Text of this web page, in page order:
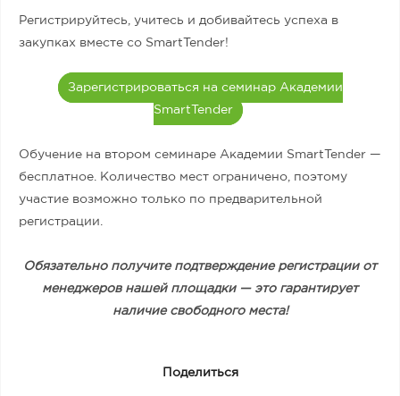
Регистрируйтесь, учитесь и добивайтесь успеха в
закупках вместе со SmartTender!
Зарегистрироваться на семинар Академии
SmartTender
Обучение на втором семинаре Академии SmartTender —
бесплатное. Количество мест ограничено, поэтому
участие возможно только по предварительной
регистрации.
Обязательно получите подтверждение регистрации от
менеджеров нашей площадки — это гарантирует
наличие свободного места!
Поделиться